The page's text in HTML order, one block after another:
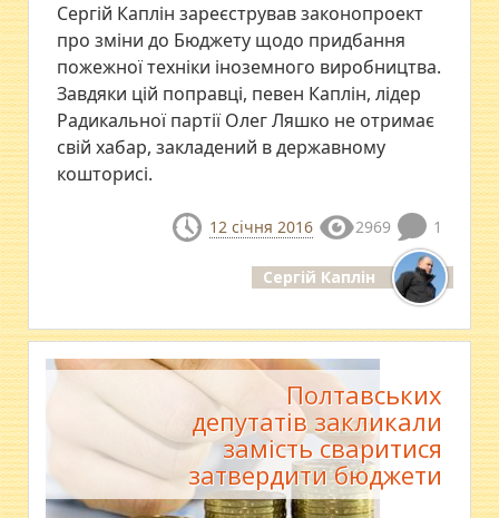
Сергій Каплін зареєстрував законопроект
про зміни до Бюджету щодо придбання
пожежної техніки іноземного виробництва.
Завдяки цій поправці, певен Каплін, лідер
Радикальної партії Олег Ляшко не отримає
свій хабар, закладений в державному
кошторисі.
12 січня 2016 2969 1
Сергій Каплін
Полтавських
депутатів закликали
замість сваритися
затвердити бюджети